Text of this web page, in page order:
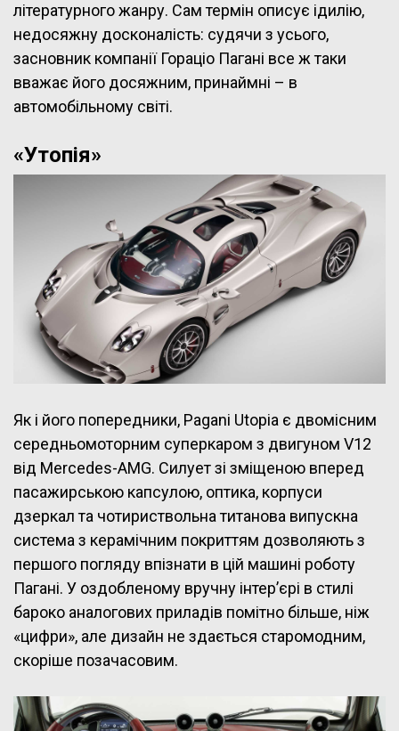
літературного жанру. Сам термін описує ідилію,
недосяжну досконалість: судячи з усього,
засновник компанії Гораціо Пагані все ж таки
вважає його досяжним, принаймні – в
автомобільному світі.
«Утопія»
Як і його попередники, Pagani Utopia є двомісним
середньомоторним суперкаром з двигуном V12
від Mercedes-AMG. Силует зі зміщеною вперед
пасажирською капсулою, оптика, корпуси
дзеркал та чотириствольна титанова випускна
система з керамічним покриттям дозволяють з
першого погляду впізнати в цій машині роботу
Пагані. У оздобленому вручну інтер’єрі в стилі
бароко аналогових приладів помітно більше, ніж
«цифри», але дизайн не здається старомодним,
скоріше позачасовим.